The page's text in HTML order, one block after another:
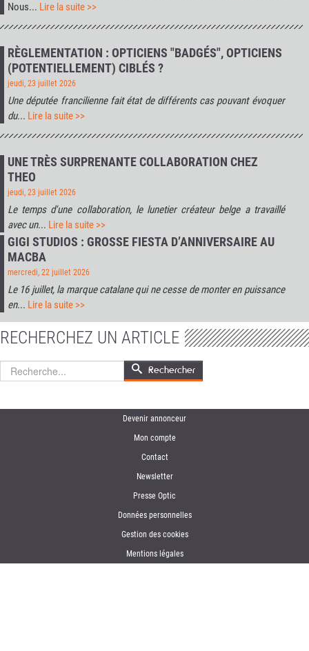
Nous... Lire la suite >>
RÈGLEMENTATION : OPTICIENS "BADGÉS", OPTICIENS
(POTENTIELLEMENT) CIBLÉS ?
jeudi, 23 juillet 2026
Une députée francilienne fait état de différents cas pouvant évoquer
du... Lire la suite >>
UNE TRÈS SURPRENANTE COLLABORATION CHEZ
THEO
jeudi, 23 juillet 2026
Le temps d'une collaboration, le lunetier créateur belge a travaillé
avec un... Lire la suite >>
GIGI STUDIOS : GROSSE FIESTA D’ANNIVERSAIRE AU
MACBA
mercredi, 22 juillet 2026
Le 16 juillet, la marque catalane qui ne cesse de monter en puissance
en... Lire la suite >>
RECHERCHEZ UN ARTICLE
Rechercher Rechercher
Devenir annonceur
Mon compte
Contact
Newsletter
Presse Optic
Données personnelles
Gestion des cookies
Mentions légales